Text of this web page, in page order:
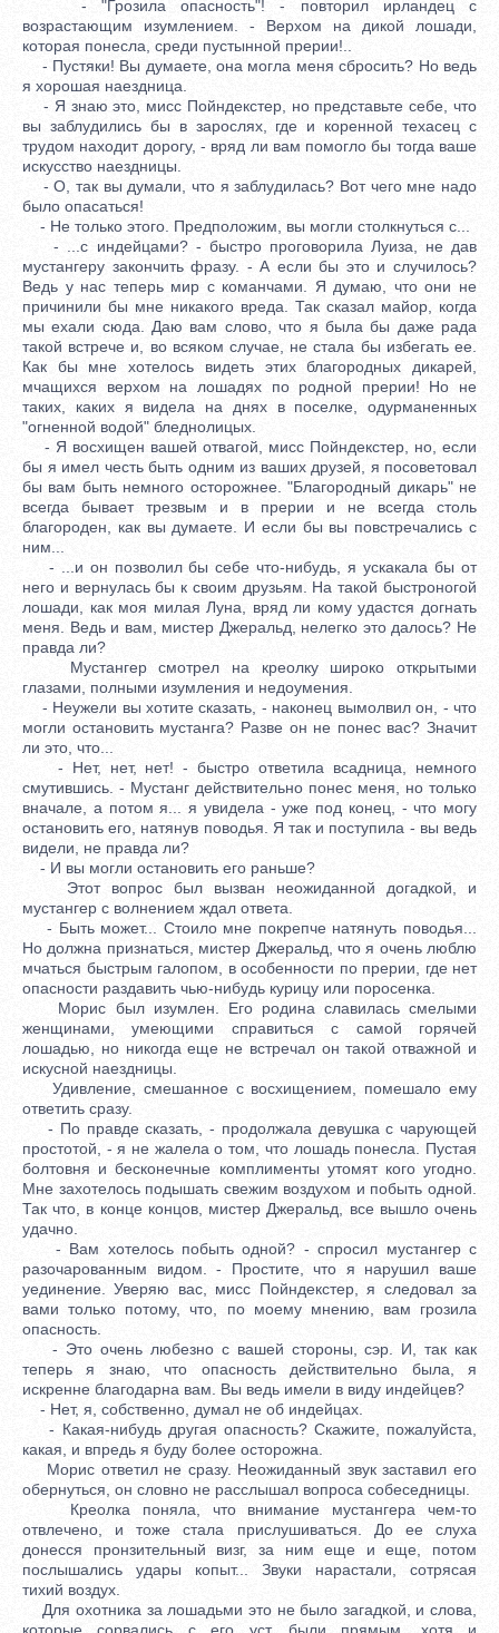
- "Грозила опасность"! - повторил ирландец с
возрастающим изумлением. - Верхом на дикой лошади,
которая понесла, среди пустынной прерии!..
- Пустяки! Вы думаете, она могла меня сбросить? Но ведь
я хорошая наездница.
- Я знаю это, мисс Пойндекстер, но представьте себе, что
вы заблудились бы в зарослях, где и коренной техасец с
трудом находит дорогу, - вряд ли вам помогло бы тогда ваше
искусство наездницы.
- О, так вы думали, что я заблудилась? Вот чего мне надо
было опасаться!
- Не только этого. Предположим, вы могли столкнуться с...
- ...с индейцами? - быстро проговорила Луиза, не дав
мустангеру закончить фразу. - А если бы это и случилось?
Ведь у нас теперь мир с команчами. Я думаю, что они не
причинили бы мне никакого вреда. Так сказал майор, когда
мы ехали сюда. Даю вам слово, что я была бы даже рада
такой встрече и, во всяком случае, не стала бы избегать ее.
Как бы мне хотелось видеть этих благородных дикарей,
мчащихся верхом на лошадях по родной прерии! Но не
таких, каких я видела на днях в поселке, одурманенных
"огненной водой" бледнолицых.
- Я восхищен вашей отвагой, мисс Пойндекстер, но, если
бы я имел честь быть одним из ваших друзей, я посоветовал
бы вам быть немного осторожнее. "Благородный дикарь" не
всегда бывает трезвым и в прерии и не всегда столь
благороден, как вы думаете. И если бы вы повстречались с
ним...
- ...и он позволил бы себе что-нибудь, я ускакала бы от
него и вернулась бы к своим друзьям. На такой быстроногой
лошади, как моя милая Луна, вряд ли кому удастся догнать
меня. Ведь и вам, мистер Джеральд, нелегко это далось? Не
правда ли?
Мустангер смотрел на креолку широко открытыми
глазами, полными изумления и недоумения.
- Неужели вы хотите сказать, - наконец вымолвил он, - что
могли остановить мустанга? Разве он не понес вас? Значит
ли это, что...
- Нет, нет, нет! - быстро ответила всадница, немного
смутившись. - Мустанг действительно понес меня, но только
вначале, а потом я... я увидела - уже под конец, - что могу
остановить его, натянув поводья. Я так и поступила - вы ведь
видели, не правда ли?
- И вы могли остановить его раньше?
Этот вопрос был вызван неожиданной догадкой, и
мустангер с волнением ждал ответа.
- Быть может... Стоило мне покрепче натянуть поводья...
Но должна признаться, мистер Джеральд, что я очень люблю
мчаться быстрым галопом, в особенности по прерии, где нет
опасности раздавить чью-нибудь курицу или поросенка.
Морис был изумлен. Его родина славилась смелыми
женщинами, умеющими справиться с самой горячей
лошадью, но никогда еще не встречал он такой отважной и
искусной наездницы.
Удивление, смешанное с восхищением, помешало ему
ответить сразу.
- По правде сказать, - продолжала девушка с чарующей
простотой, - я не жалела о том, что лошадь понесла. Пустая
болтовня и бесконечные комплименты утомят кого угодно.
Мне захотелось подышать свежим воздухом и побыть одной.
Так что, в конце концов, мистер Джеральд, все вышло очень
удачно.
- Вам хотелось побыть одной? - спросил мустангер с
разочарованным видом. - Простите, что я нарушил ваше
уединение. Уверяю вас, мисс Пойндекстер, я следовал за
вами только потому, что, по моему мнению, вам грозила
опасность.
- Это очень любезно с вашей стороны, сэр. И, так как
теперь я знаю, что опасность действительно была, я
искренне благодарна вам. Вы ведь имели в виду индейцев?
- Нет, я, собственно, думал не об индейцах.
- Какая-нибудь другая опасность? Скажите, пожалуйста,
какая, и впредь я буду более осторожна.
Морис ответил не сразу. Неожиданный звук заставил его
обернуться, он словно не расслышал вопроса собеседницы.
Креолка поняла, что внимание мустангера чем-то
отвлечено, и тоже стала прислушиваться. До ее слуха
донесся пронзительный визг, за ним еще и еще, потом
послышались удары копыт... Звуки нарастали, сотрясая
тихий воздух.
Для охотника за лошадьми это не было загадкой, и слова,
которые сорвались с его уст, были прямым, хотя и